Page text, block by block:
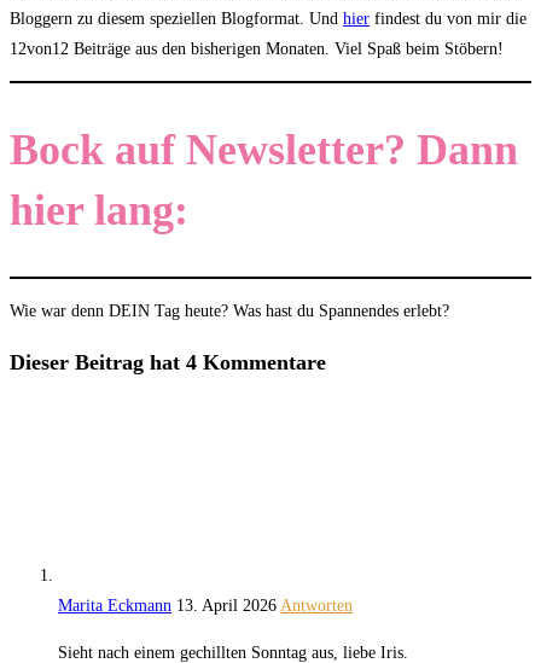
Bloggern zu diesem speziellen Blogformat. Und hier findest du von mir die
12von12 Beiträge aus den bisherigen Monaten. Viel Spaß beim Stöbern!
Bock auf Newsletter? Dann
hier lang:
Wie war denn DEIN Tag heute? Was hast du Spannendes erlebt?
Dieser Beitrag hat 4 Kommentare
Marita Eckmann 13. April 2026 Antworten
Sieht nach einem gechillten Sonntag aus, liebe Iris.